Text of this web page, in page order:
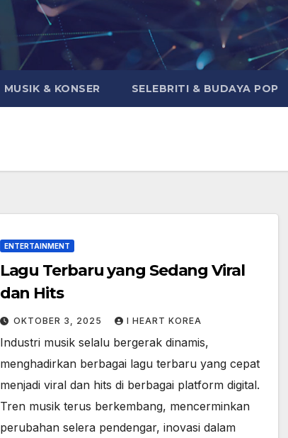
MUSIK & KONSER SELEBRITI & BUDAYA POP
ENTERTAINMENT
Lagu Terbaru yang Sedang Viral
dan Hits
OKTOBER 3, 2025 I HEART KOREA
Industri musik selalu bergerak dinamis,
menghadirkan berbagai lagu terbaru yang cepat
menjadi viral dan hits di berbagai platform digital.
Tren musik terus berkembang, mencerminkan
perubahan selera pendengar, inovasi dalam